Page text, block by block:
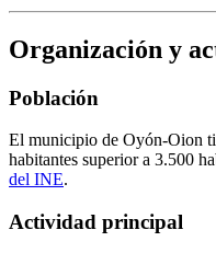
Organización y
Población
El municipio de Oyón-Oion
habitantes superior a 3.500
del INE.
Actividad principal